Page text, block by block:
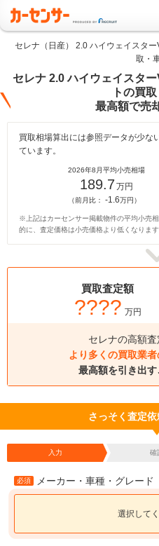
セレナ（日産） 2.0 ハイウェイスタ
取・
セレナ 2.0 ハイウェイスタ
トの買
最高額で売
買取相場算出には参照データが少な
ています。
2026年8月平均小売相場
189.7万円
（前月比： -1.6万円）
※上記はカーセンサー掲載物件の平均小売
的に、査定価格は小売価格より低くなります
買取査定額
???? 万円
セレナの高額査
より多くの買取業者
最高額を引き出
さっそく査定依
入力 確
必須 メーカー・車種・グレード
選択して